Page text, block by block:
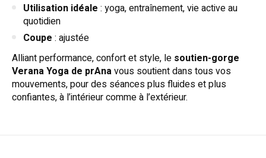
Utilisation idéale : yoga, entraînement, vie active au
quotidien
Coupe : ajustée
Alliant performance, confort et style, le soutien-gorge
Verana Yoga de prAnavous soutient dans tous vos
mouvements, pour des séances plus fluides et plus
confiantes, à l’intérieur comme à l’extérieur.